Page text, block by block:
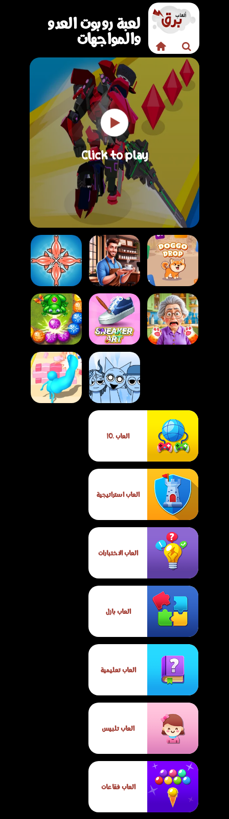
لعبة روبوت العدو
والمواجهات
Click to play
لعبة إنقاذ المأكولات
البحرية
لعبة محاكي إدارة
مقهى
لعبة دوغو دروب
لعبة استكشاف
الغابة
لعبة تصميم الحذاء
الرياضي
لعبة سبراونكي
الممتعة
العاب .IO
العاب استراتيجية
العاب الاختبارات
العاب بازل
العاب تعليمية
العاب تلبيس
العاب فقاعات